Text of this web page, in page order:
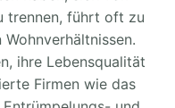
trennen, führt oft zu
ihre Lebensqualität
Firmen wie das